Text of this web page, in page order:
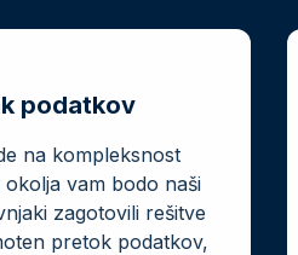
podatkov
na kompleksnost
okolja vam bodo naši
zagotovili rešitve
pretok podatkov,